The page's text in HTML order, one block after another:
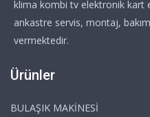
klima kombi tv elektronik kart
ankastre servis, montaj,
vermektedir.
Ürünler
BULAŞIK MAKİNESİ